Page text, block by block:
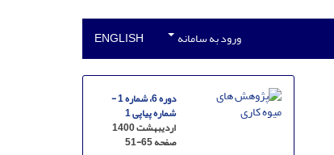
ورود به سامانه ENGLISH
دوره 6، شماره 1 -
شماره پیاپی 1
اردیبهشت 1400
صفحه51-65